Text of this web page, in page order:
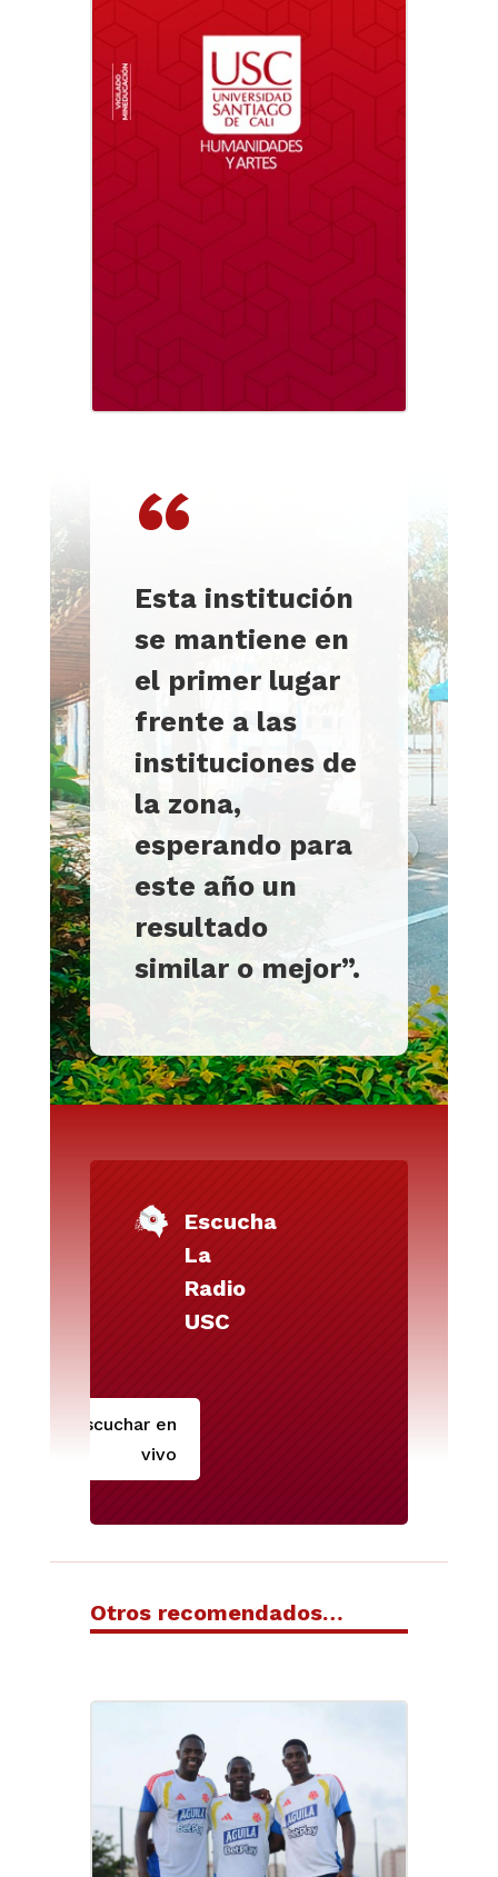
“
Esta institución
se mantiene en
el primer lugar
frente a las
instituciones de
la zona,
esperando para
este año un
resultado
similar o mejor”.
Escucha
La
Radio
USC
Escuchar en
vivo
Otros recomendados…